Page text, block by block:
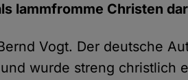
lammfromme Christen
Vogt. Der deutsche
wurde streng christlich